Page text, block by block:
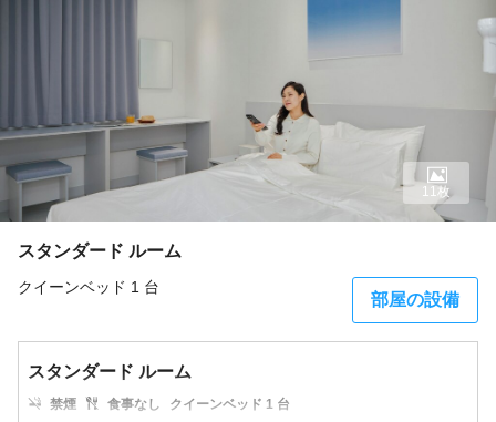
スタンダード ルーム
クイーンベッド 1 台
部屋の設備
11枚
スタンダード ルーム
禁煙 食事なし
クイーンベッド 1 台